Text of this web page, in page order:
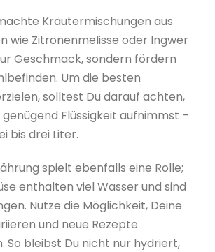
Kräutermischungen aus
wie Zitronenmelisse oder Ingwer
Geschmack, sondern fördern
Um die besten
solltest Du darauf achten,
Flüssigkeit aufnimmst –
bis drei Liter.
spielt ebenfalls eine Rolle;
enthalten viel Wasser und sind
Nutze die Möglichkeit, Deine
und neue Rezepte
So bleibst Du nicht nur hydriert,